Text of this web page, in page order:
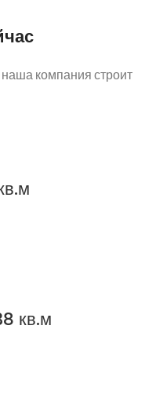
компания строит
кв.м